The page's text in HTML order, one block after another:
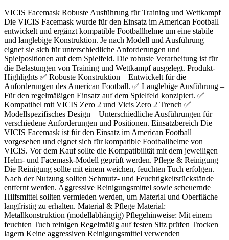
VICIS Facemask Robuste Ausführung für Training und Wettkampf
Die VICIS Facemask wurde für den Einsatz im American Football
entwickelt und ergänzt kompatible Footballhelme um eine stabile
und langlebige Konstruktion. Je nach Modell und Ausführung
eignet sie sich für unterschiedliche Anforderungen und
Spielpositionen auf dem Spielfeld. Die robuste Verarbeitung ist für
die Belastungen von Training und Wettkampf ausgelegt. Produkt-
Highlights ✅ Robuste Konstruktion – Entwickelt für die
Anforderungen des American Football. ✅ Langlebige Ausführung –
Für den regelmäßigen Einsatz auf dem Spielfeld konzipiert. ✅
Kompatibel mit VICIS Zero 2 und Vicis Zero 2 Trench ✅
Modellspezifisches Design – Unterschiedliche Ausführungen für
verschiedene Anforderungen und Positionen. Einsatzbereich Die
VICIS Facemask ist für den Einsatz im American Football
vorgesehen und eignet sich für kompatible Footballhelme von
VICIS. Vor dem Kauf sollte die Kompatibilität mit dem jeweiligen
Helm- und Facemask-Modell geprüft werden. Pflege & Reinigung
Die Reinigung sollte mit einem weichen, feuchten Tuch erfolgen.
Nach der Nutzung sollten Schmutz- und Feuchtigkeitsrückstände
entfernt werden. Aggressive Reinigungsmittel sowie scheuernde
Hilfsmittel sollten vermieden werden, um Material und Oberfläche
langfristig zu erhalten. Material & Pflege Material:
Metallkonstruktion (modellabhängig) Pflegehinweise: Mit einem
feuchten Tuch reinigen Regelmäßig auf festen Sitz prüfen Trocken
lagern Keine aggressiven Reinigungsmittel verwenden